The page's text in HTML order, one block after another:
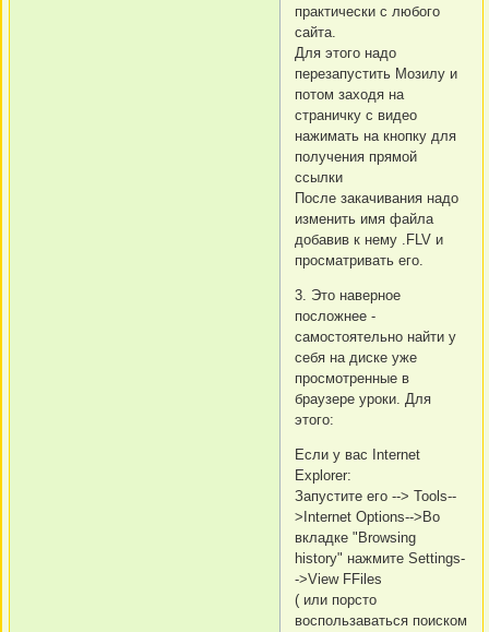
практически с любого
сайта.
Для этого надо
перезапустить Мозилу и
потом заходя на
страничку с видео
нажимать на кнопку для
получения прямой
ссылки
После закачивания надо
изменить имя файла
добавив к нему .FLV и
просматривать его.
3. Это наверное
посложнее -
самостоятельно найти у
себя на диске уже
просмотренные в
браузере уроки. Для
этого:
Если у вас Internet
Explorer:
Запустите его --> Tools--
>Internet Options-->Во
вкладке "Browsing
history" нажмите Settings-
->View FFiles
( или порсто
воспользаваться поиском